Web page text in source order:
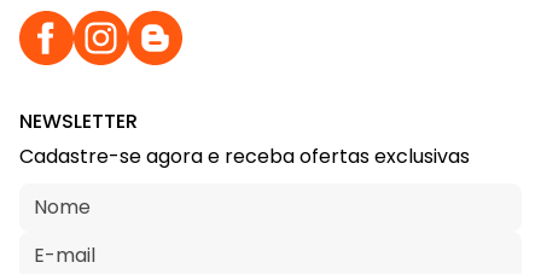
NEWSLETTER
Cadastre-se agora e receba ofertas exclusivas